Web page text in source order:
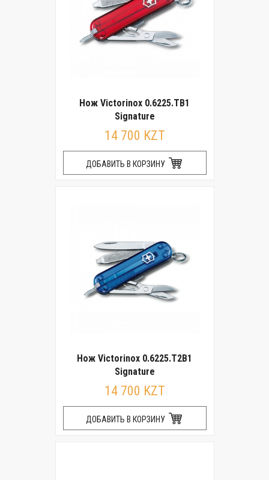
Нож Victorinox 0.6225.TB1
Signature
14 700 KZT
ДОБАВИТЬ В КОРЗИНУ
Нож Victorinox 0.6225.T2B1
Signature
14 700 KZT
ДОБАВИТЬ В КОРЗИНУ